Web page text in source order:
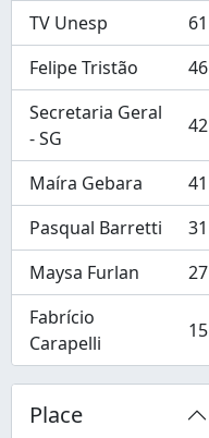
TV Unesp
, 61 results
61
Felipe Tristão
, 46 results
46
Secretaria Geral
- SG
, 42 results 42
Maíra Gebara
, 41 results
41
Pasqual Barretti
, 31 results
31
Maysa Furlan
, 27 results
27
Fabrício
Carapelli
, 15 results 15
Place